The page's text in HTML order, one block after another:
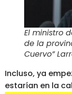
El ministro
de la
Cuervo”
Incluso, ya
estarían en la